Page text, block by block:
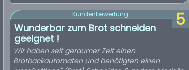
5
Kundenbewertung:
Wunderbar zum Brot schneiden
geeignet !
Wir haben seit geraumer Zeit einen
Brotbackautomaten und benötigten einen